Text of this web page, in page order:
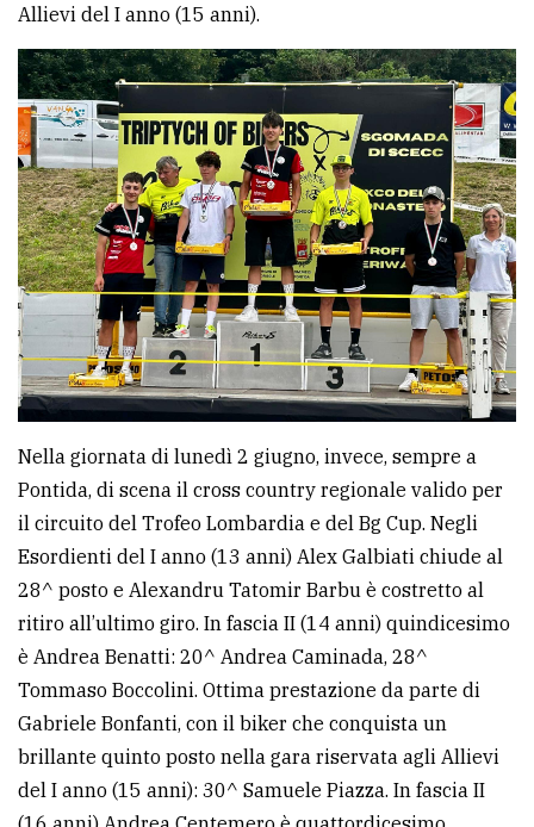
Allievi del I anno (15 anni).
Nella giornata di lunedì 2 giugno, invece, sempre a
Pontida, di scena il cross country regionale valido per
il circuito del Trofeo Lombardia e del Bg Cup. Negli
Esordienti del I anno (13 anni) Alex Galbiati chiude al
28^ posto e Alexandru Tatomir Barbu è costretto al
ritiro all’ultimo giro. In fascia II (14 anni) quindicesimo
è Andrea Benatti: 20^ Andrea Caminada, 28^
Tommaso Boccolini. Ottima prestazione da parte di
Gabriele Bonfanti, con il biker che conquista un
brillante quinto posto nella gara riservata agli Allievi
del I anno (15 anni): 30^ Samuele Piazza. In fascia II